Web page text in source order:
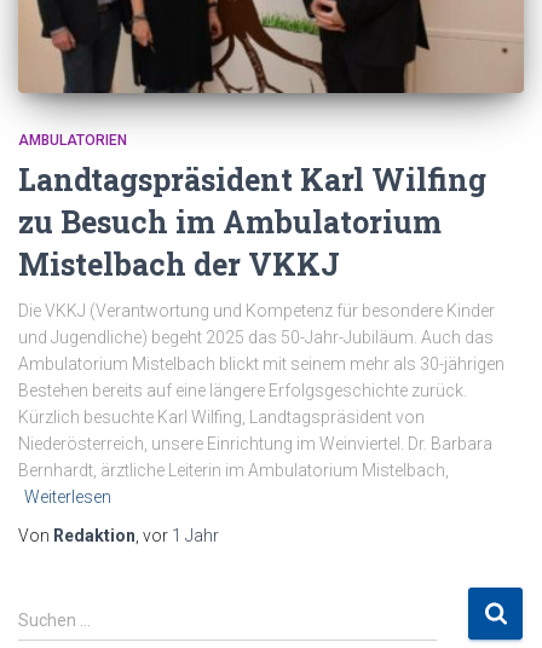
AMBULATORIEN
Landtagspräsident Karl Wilfing
zu Besuch im Ambulatorium
Mistelbach der VKKJ
Die VKKJ (Verantwortung und Kompetenz für besondere Kinder
und Jugendliche) begeht 2025 das 50-Jahr-Jubiläum. Auch das
Ambulatorium Mistelbach blickt mit seinem mehr als 30-jährigen
Bestehen bereits auf eine längere Erfolgsgeschichte zurück.
Kürzlich besuchte Karl Wilfing, Landtagspräsident von
Niederösterreich, unsere Einrichtung im Weinviertel. Dr. Barbara
Bernhardt, ärztliche Leiterin im Ambulatorium Mistelbach,
Weiterlesen
Von Redaktion , vor 1 Jahr
S
u
Suchen …